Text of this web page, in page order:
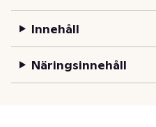
Innehåll
Näringsinnehåll